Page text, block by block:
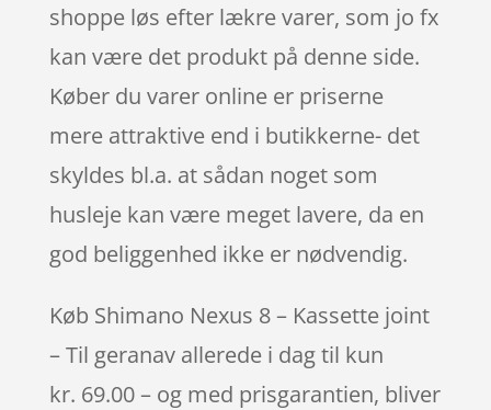
shoppe løs efter lækre varer, som jo fx
kan være det produkt på denne side.
Køber du varer online er priserne
mere attraktive end i butikkerne- det
skyldes bl.a. at sådan noget som
husleje kan være meget lavere, da en
god beliggenhed ikke er nødvendig.
Køb Shimano Nexus 8 – Kassette joint
– Til geranav allerede i dag til kun
kr. 69.00 – og med prisgarantien, bliver